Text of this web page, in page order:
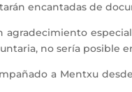
encantadas de
agradecimiento
no sería posible
a Mentxu